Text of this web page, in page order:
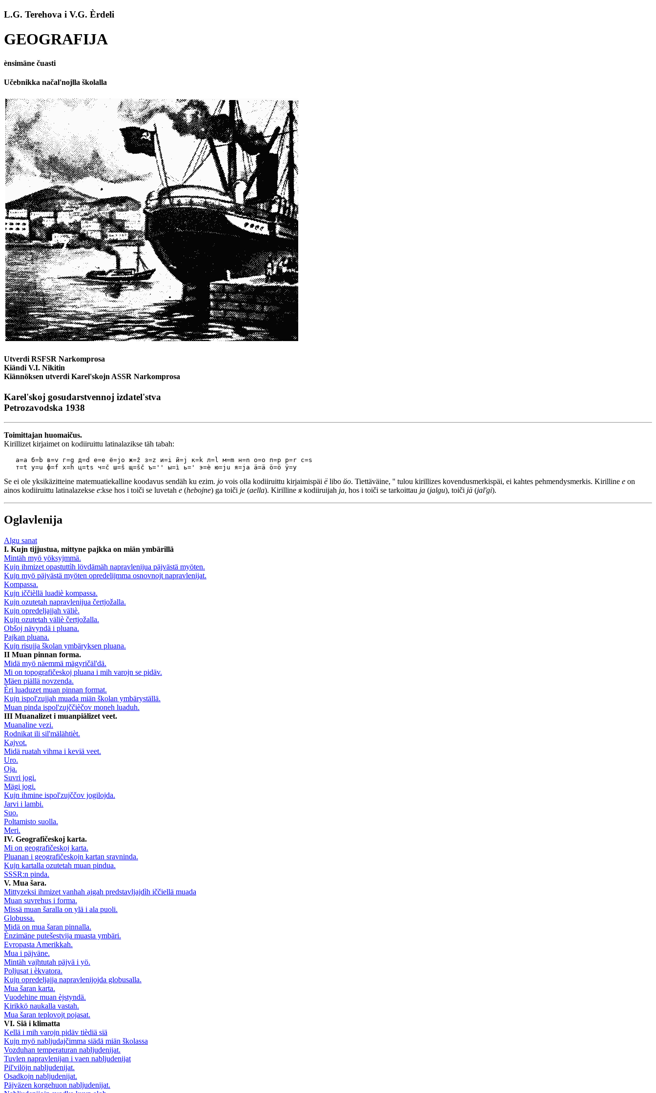
L.G. Terehova i V.G. Èrdeli
GEOGRAFIJA
ènsimäne čuasti
Učebnikka načal'nojlla školalla
Utverdi RSFSR Narkomprosa
Kiändi V.I. Nikitin
Kiännöksen utverdi Karel'skojn ASSR Narkomprosa
Karel'skoj gosudarstvennoj izdatel'stva
Petrozavodska 1938
Toimittajan huomaičus.
Kirillizet kirjaimet on kodiiruittu latinalazikse täh tabah:
   а=a б=b в=v г=g д=d е=e ё=jo ж=ž з=z и=i й=j к=k л=l м=m н=n о=o п=p р=r с=s
Se ei ole yksikäzitteine matemuatiekalline koodavus sendäh ku ezim. jo vois olla kodiiruittu kirjaimispäi ëlibo йо. Tiettäväine, '' tulou kirillizes kovendusmerkispäi, ei kahtes pehmendysmerkis. Kirilline e on
ainos kodiiruittu latinalazekse e:kse hos i toiči se luvetah e (hebojne) ga toiči je (aella). Kirilline я kodiiruijah ja, hos i toiči se tarkoittau ja (jalgu), toiči jä (jal'gi).
Oglavlenija
Algu sanat
I. Kujn tijjustua, mittyne pajkka on miän ymbärillä
Mintäh myö yöksyjmmä.
Kujn ihmizet opastuttìh lövdämäh napravlenijua päjvästä myöten.
Kujn myö päjvästä myöten opredelijmma osnovnojt napravlenijat.
Kompassa.
Kujn iččièllä luadiè kompassa.
Kujn ozutetah napravlenijua čertjožalla.
Kujn opredeljajjah väliè.
Kujn ozutetah väliè čertjožalla.
Obšoj nävyndä i pluana.
Pajkan pluana.
Kujn risujja školan ymbäryksen pluana.
II Muan pinnan forma.
Midä myö näemmä mägyričäl'dä.
Mi on topografičeskoj pluana i mih varojn se pidäv.
Mäen piällä novzenda.
Èri luaduzet muan pinnan format.
Kujn ispol'zujjah muada miän školan ymbäryställä.
Muan pinda ispol'zujččièčov moneh luaduh.
III Muanalizet i muanpiälizet veet.
Muanaline vezi.
Rodnikat ili sil'mälähtièt.
Kajvot.
Midä ruatah vihma i keviä veet.
Uro.
Oja.
Suvri jogi.
Mägi jogi.
Kujn ihmine ispol'zujččov jogilojda.
Jarvi i lambi.
Suo.
Poltamisto suolla.
Meri.
IV. Geografičeskoj karta.
Mi on geografičeskoj karta.
Pluanan i geografičeskojn kartan sravninda.
Kujn kartalla ozutetah muan pindua.
SSSR:n pinda.
V. Mua šara.
Mittyzeksi ihmizet vanhah ajgah predstavljajdìh iččiellä muada
Muan suvrehus i forma.
Missä muan šaralla on ylä i ala puoli.
Globussa.
Midä on mua šaran pinnalla.
Ènzimäne putešestvija muasta ymbäri.
Evropasta Amerikkah.
Mua i päjväne.
Mintäh vajhtutah päjvä i yö.
Poljusat i èkvatora.
Kujn opredeljajja napravlenijojda globusalla.
Mua šaran karta.
Vuodehine muan èjstyndä.
Kirikkö naukalla vastah.
Mua šaran teplovojt pojasat.
VI. Siä i klimatta
Kellä i mih varojn pidäv tièdiä siä
Kujn myö nabljudajčimma siädä miän školassa
Vozduhan temperaturan nabljudenijat.
Tuvlen napravlenijan i vaen nabljudenijat
Pil'vilöjn nabljudenijat.
Osadkojn nabljudenijat.
Päjväzen korgehuon nabljudenijat.